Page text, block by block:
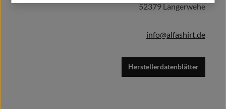
52379 Langerwehe
info@alfashirt.de
Herstellerdatenblätter